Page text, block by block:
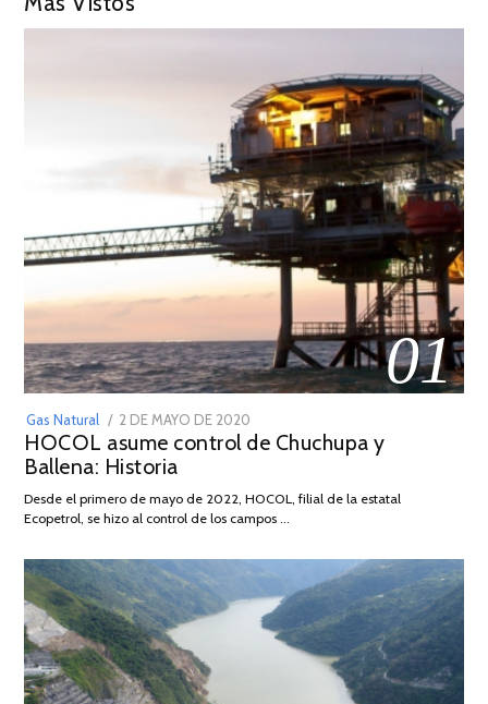
01
Gas Natural
POSTED
ON
2 DE MAYO DE 2020
DE
2026
HOCOL asume control de Chuchupa y
Ballena: Historia
Desde el primero de mayo de 2022, HOCOL, filial de la estatal
Ecopetrol, se hizo al control de los campos …